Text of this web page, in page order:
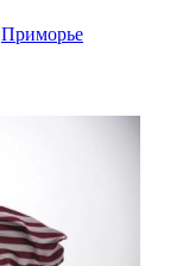
Приморье